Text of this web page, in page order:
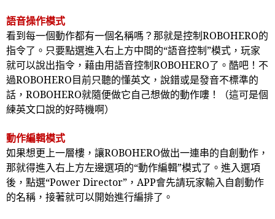
語音操作模式
看到每一個動作都有一個名稱嗎？那就是控制ROBOHERO的
指令了。只要點選進入右上方中間的“語音控制”模式，玩家
就可以說出指令，藉由用語音控制ROBOHERO了。酷吧！不
過ROBOHERO目前只聽的懂英文，說錯或是發音不標準的
話， ROBOHERO就隨便做它自己想做的動作嘍！（這可是個
練英文口說的好時機啊）
動作編輯模式
如果想更上一層樓，讓ROBOHERO做出一連串的自創動作，
那就得進入右上方左邊選項的“動作編輯”模式了。進入選項
後，點選“Power Director”， APP會先請玩家輸入自創動作
的名稱，接著就可以開始進行編排了。